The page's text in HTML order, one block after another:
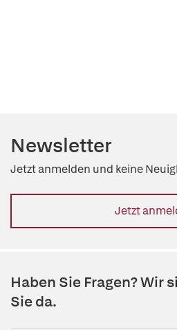
Newsletter
Jetzt anmelden und keine
Jetzt
Haben Sie Fragen? Wir
Sie da.